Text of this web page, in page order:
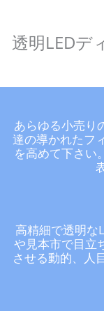
透明LEDデ
あらゆる小売り
達の導かれたフ
を高めて下さい
高精細で透明な
や見本市で目立
させる動的、人